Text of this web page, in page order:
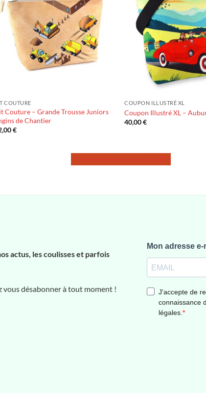
COUTURE
Couture – Grande Trousse Juniors
de Chantier
€
COUPON ILLUSTRÉ XL
Coupon Illustré XL –
40,00€
actus, les coulisses et parfois
vous désabonner à tout moment !